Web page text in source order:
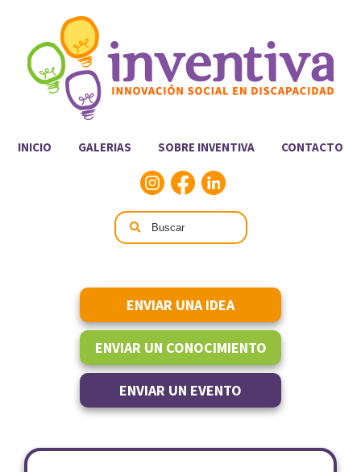
INICIO GALERIAS SOBRE INVENTIVA CONTACTO
ENVIAR UNA IDEA
ENVIAR UN CONOCIMIENTO
ENVIAR UN EVENTO